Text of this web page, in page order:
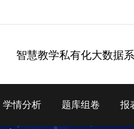
智慧教学私有化大数据
学情分析 题库组卷 报